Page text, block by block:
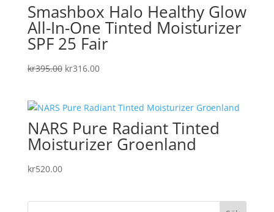
Smashbox Halo Healthy Glow
All-In-One Tinted Moisturizer
SPF 25 Fair
kr395.00 Det
var:
kr395.00.
kr316.00Det
är:
kr316.00.
NARS Pure Radiant Tinted
Moisturizer Groenland
kr520.00